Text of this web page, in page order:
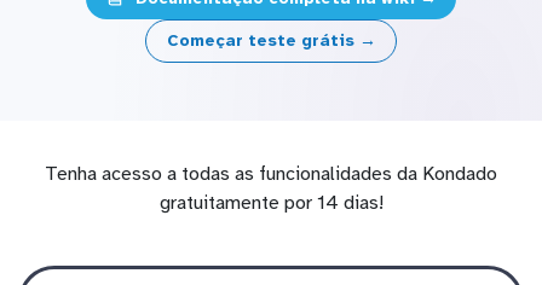
Começar teste grátis →
Tenha acesso a todas as funcionalidades da Kondado
gratuitamente por 14 dias!